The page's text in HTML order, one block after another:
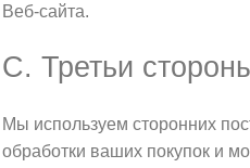
Веб-сайта.
C. Третьи
Мы используем сторонних
обработки ваших покупок и